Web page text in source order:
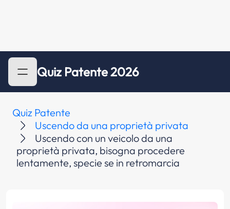
Quiz Patente 2026
Quiz Patente
Uscendo da una proprietà privata
Uscendo con un veicolo da una
proprietà privata, bisogna procedere
lentamente, specie se in retromarcia